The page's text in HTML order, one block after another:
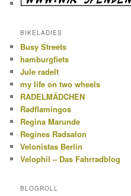
BIKELADIES
Busy Streets
hamburgfiets
Jule radelt
my life on two wheels
RADELMÄDCHEN
Radflamingos
Regina Marunde
Regines Radsalon
Velonistas Berlin
Velophil – Das Fahrradblog
BLOGROLL